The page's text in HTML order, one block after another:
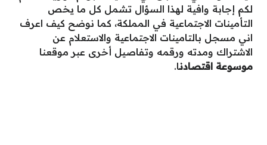
لكم إجابة وافية لهذا السؤال تشمل كل ما يخص
التأمينات الاجتماعية في المملكة، كما نوضح كيف اعرف
اني مسجل بالتامينات الاجتماعية والاستعلام عن
الاشتراك ومدته ورقمه وتفاصيل أخرى عبر موقعنا
موسوعة اقتصادنا.